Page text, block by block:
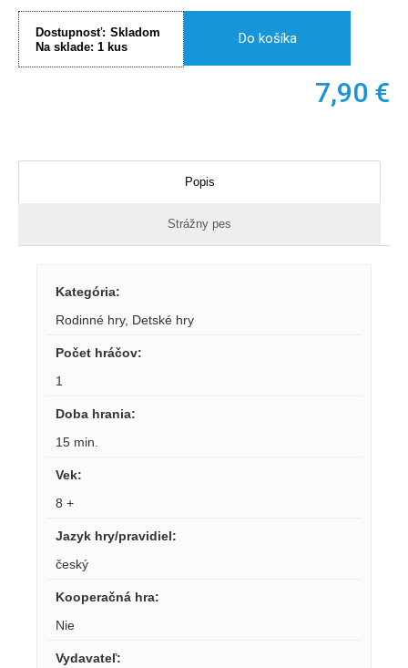
Dostupnosť: Skladom
Na sklade: 1 kus
Do košíka
7,90 €
Popis
Strážny pes
Kategória:
Rodinné hry, Detské hry
Počet hráčov:
1
Doba hrania:
15 min.
Vek:
8 +
Jazyk hry/pravidiel:
český
Kooperačná hra:
Nie
Vydavateľ: